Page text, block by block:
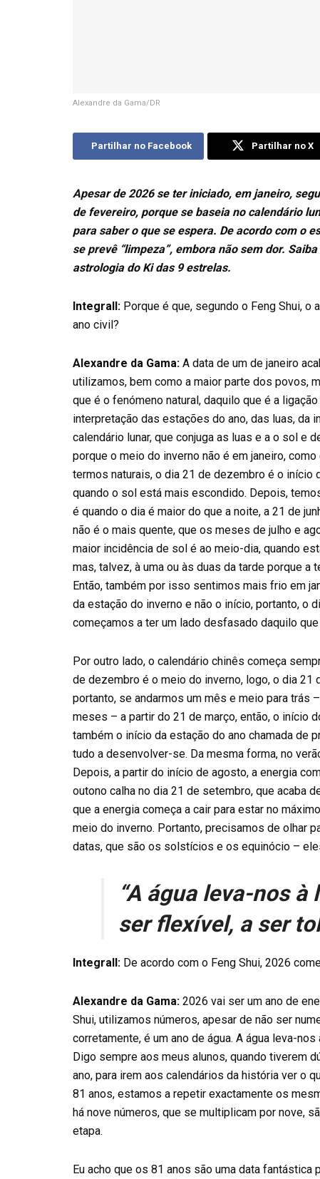
Alexandre da Gama/DR
Partilhar no Facebook Partilhar no X
Apesar de 2026 se ter iniciado, em janeiro,
de fevereiro, porque se baseia no calendário
para saber o que se espera. De acordo com o
se prevê “limpeza”, embora não sem dor.
astrologia do Ki das 9 estrelas.
Integrall: Porque é que, segundo o Feng Shui, o
ano civil?
Alexandre da Gama: A data de um de janeiro
utilizamos, bem como a maior parte dos povos,
que é o fenómeno natural, daquilo que é a
interpretação das estações do ano, das luas, da
calendário lunar, que conjuga as luas e a o sol e
porque o meio do inverno não é em janeiro,
termos naturais, o dia 21 de dezembro é o início
quando o sol está mais escondido. Depois,
é quando o dia é maior do que a noite, a 21 de
não é o mais quente, que os meses de julho e
maior incidência de sol é ao meio-dia, quando
mas, talvez, à uma ou às duas da tarde porque
Então, também por isso sentimos mais frio em
da estação do inverno e não o início, portanto, o
começamos a ter um lado desfasado daquilo
Por outro lado, o calendário chinês começa
de dezembro é o meio do inverno, logo, o dia 21
portanto, se andarmos um mês e meio para
meses – a partir do 21 de março, então, o início
também o início da estação do ano chamada de
tudo a desenvolver-se. Da mesma forma, no
Depois, a partir do início de agosto, a energia
outono calha no dia 21 de setembro, que acaba
que a energia começa a cair para estar no
meio do inverno. Portanto, precisamos de olhar
datas, que são os solstícios e os equinócio –
“A água leva-nos à
ser flexível, a ser
Integrall: De acordo com o Feng Shui, 2026
Alexandre da Gama: 2026 vai ser um ano de
Shui, utilizamos números, apesar de não ser
corretamente, é um ano de água. A água leva-
Digo sempre aos meus alunos, quando tiverem
ano, para irem aos calendários da história ver o
81 anos, estamos a repetir exactamente os
há nove números, que se multiplicam por nove,
etapa.
Eu acho que os 81 anos são uma data